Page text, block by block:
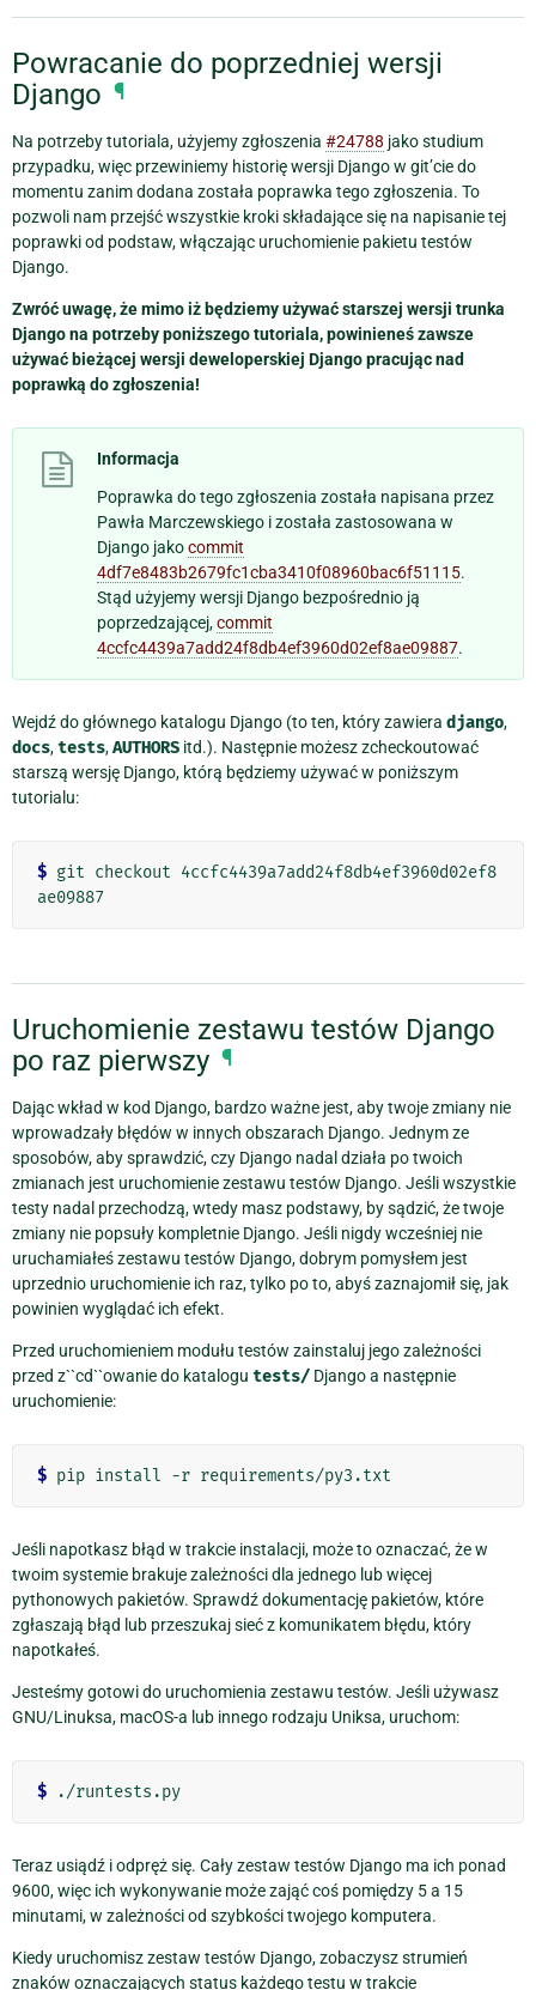
Powracanie do poprzedniej wersji
Django ¶
Na potrzeby tutoriala, użyjemy zgłoszenia #24788 jako studium
przypadku, więc przewiniemy historię wersji Django w git’cie do
momentu zanim dodana została poprawka tego zgłoszenia. To
pozwoli nam przejść wszystkie kroki składające się na napisanie tej
poprawki od podstaw, włączając uruchomienie pakietu testów
Django.
Zwróć uwagę, że mimo iż będziemy używać starszej wersji trunka
Django na potrzeby poniższego tutoriala, powinieneś zawsze
używać bieżącej wersji deweloperskiej Django pracując nad
poprawką do zgłoszenia!
Informacja
Poprawka do tego zgłoszenia została napisana przez
Pawła Marczewskiego i została zastosowana w
Django jakocommit
4df7e8483b2679fc1cba3410f08960bac6f51115.
Stąd użyjemy wersji Django bezpośrednio ją
poprzedzającej,commit
4ccfc4439a7add24f8db4ef3960d02ef8ae09887.
Wejdź do głównego katalogu Django (to ten, który zawiera django,
docs,tests,AUTHORS itd.). Następnie możesz zcheckoutować
starszą wersję Django, którą będziemy używać w poniższym
tutorialu:
$ git checkout 4ccfc4439a7add24f8db4ef3960d02ef8
Uruchomienie zestawu testów Django
po raz pierwszy ¶
Dając wkład w kod Django, bardzo ważne jest, aby twoje zmiany nie
wprowadzały błędów w innych obszarach Django. Jednym ze
sposobów, aby sprawdzić, czy Django nadal działa po twoich
zmianach jest uruchomienie zestawu testów Django. Jeśli wszystkie
testy nadal przechodzą, wtedy masz podstawy, by sądzić, że twoje
zmiany nie popsuły kompletnie Django. Jeśli nigdy wcześniej nie
uruchamiałeś zestawu testów Django, dobrym pomysłem jest
uprzednio uruchomienie ich raz, tylko po to, abyś zaznajomił się, jak
powinien wyglądać ich efekt.
Przed uruchomieniem modułu testów zainstaluj jego zależności
przed z``cd``owanie do katalogu tests/ Django a następnie
uruchomienie:
$
Jeśli napotkasz błąd w trakcie instalacji, może to oznaczać, że w
twoim systemie brakuje zależności dla jednego lub więcej
pythonowych pakietów. Sprawdź dokumentację pakietów, które
zgłaszają błąd lub przeszukaj sieć z komunikatem błędu, który
napotkałeś.
Jesteśmy gotowi do uruchomienia zestawu testów. Jeśli używasz
GNU/Linuksa, macOS-a lub innego rodzaju Uniksa, uruchom:
$
Teraz usiądź i odpręż się. Cały zestaw testów Django ma ich ponad
9600, więc ich wykonywanie może zająć coś pomiędzy 5 a 15
minutami, w zależności od szybkości twojego komputera.
Kiedy uruchomisz zestaw testów Django, zobaczysz strumień
znaków oznaczających status każdego testu w trakcie